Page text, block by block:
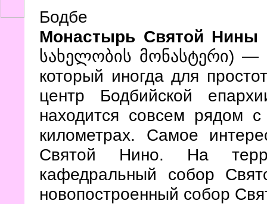
Бодбе
Монастырь Святой Нины
სახელობის მონასტერი) —
который иногда для
центр Бодбийской
находится совсем рядом
километрах. Самое
Святой Нино. На
кафедральный собор
новопостроенный собор